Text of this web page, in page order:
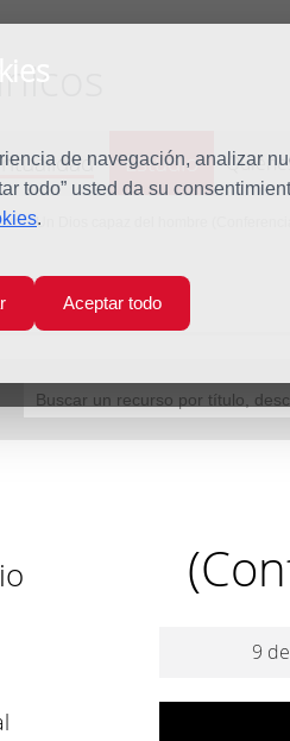
de navegación, analizar
todo” usted da su
.
Aceptar todo
Estudio
Un Dios capaz del hombre
9